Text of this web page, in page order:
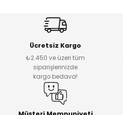
Ücretsiz Kargo
₺2.450 ve üzeri tüm
siparişlerinizde
kargo bedava!